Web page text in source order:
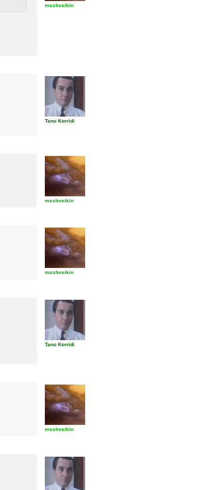
msshveikin
Tano Korridi
msshveikin
msshveikin
Tano Korridi
msshveikin